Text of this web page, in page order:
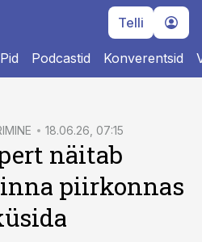
Telli
Podcastid Konverentsid
18.06.26, 07:15
näitab
piirkonnas